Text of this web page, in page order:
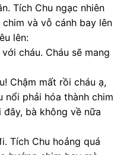
Tích Chu ngạc nhiên
và vỗ cánh bay lên
lên:
cháu. Cháu sẽ mang
Chậm mất rồi cháu ạ,
nổi phải hóa thành chim
bà không về nữa
Tích Chu hoảng quá